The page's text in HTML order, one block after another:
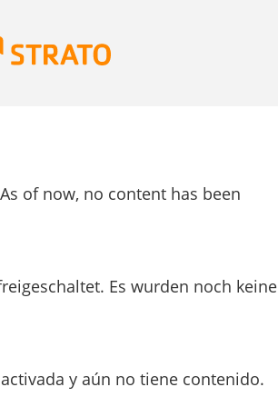
of now, no content has been
Es wurden noch keine
y aún no tiene contenido.